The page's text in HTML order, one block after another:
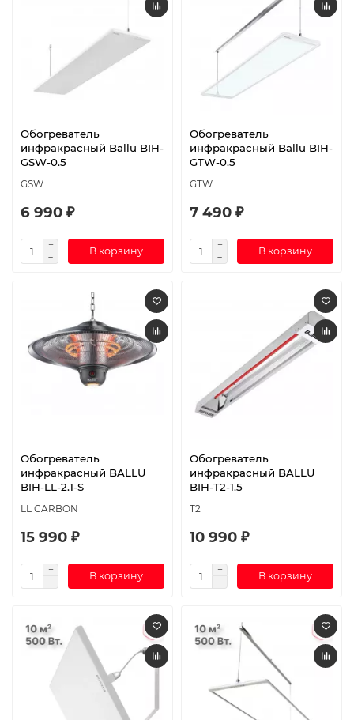
Обогреватель
инфракрасный Ballu BIH-
GSW-0.5
GSW
6 990 ₽
В корзину
Обогреватель
инфракрасный Ballu BIH-
GTW-0.5
GTW
7 490 ₽
В корзину
Обогреватель
инфракрасный BALLU
BIH-LL-2.1-S
LL CARBON
15 990 ₽
В корзину
Обогреватель
инфракрасный BALLU
BIH-T2-1.5
T2
10 990 ₽
В корзину